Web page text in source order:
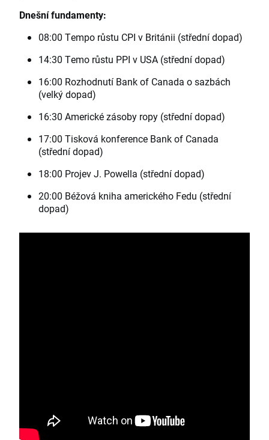
Dnešní fundamenty:
08:00 Tempo růstu CPI v Británii (střední dopad)
14:30 Temo růstu PPI v USA (střední dopad)
16:00 Rozhodnutí Bank of Canada o sazbách
(velký dopad)
16:30 Americké zásoby ropy (střední dopad)
17:00 Tisková konference Bank of Canada
(střední dopad)
18:00 Projev J. Powella (střední dopad)
20:00 Béžová kniha amerického Fedu (střední
dopad)